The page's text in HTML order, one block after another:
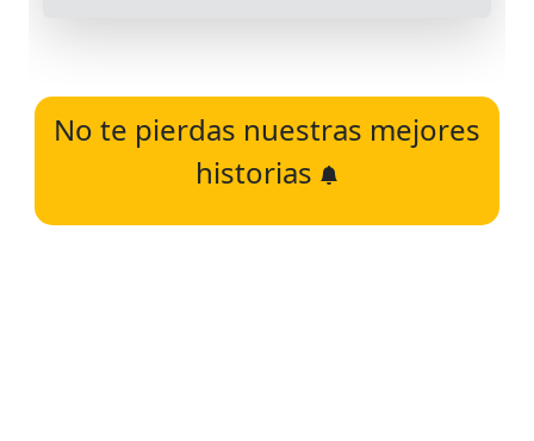
No te pierdas nuestras mejores
historias